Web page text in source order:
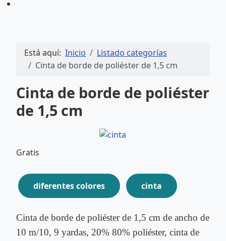
Está aquí: Inicio
Listado categorías
Cinta de borde de poliéster de 1,5 cm
Cinta de borde de poliéster
de 1,5 cm
Gratis
diferentes colores cinta
Cinta de borde de poliéster de 1,5 cm de ancho de
10 m/10, 9 yardas, 20% 80% poliéster, cinta de